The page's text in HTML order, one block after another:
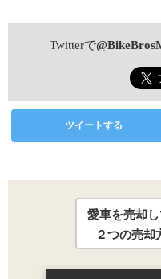
Twitterで
ツイートする
愛車を売却し
２つの売却